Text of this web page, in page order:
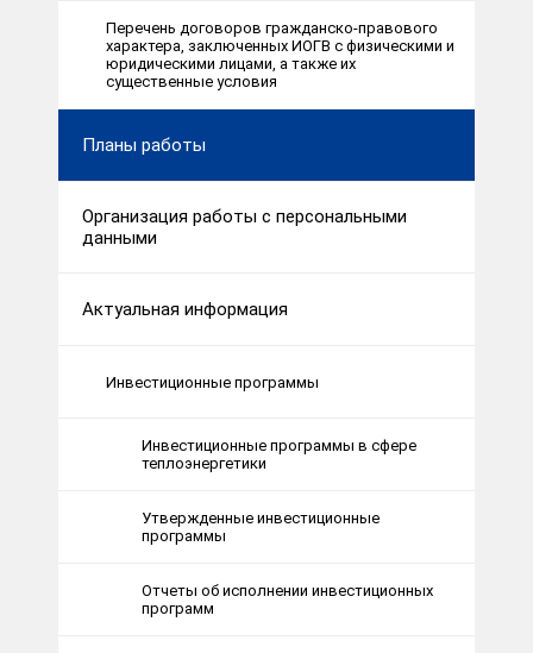
Перечень договоров гражданско-правового
характера, заключенных ИОГВ с физическими и
юридическими лицами, а также их
существенные условия
Планы работы
Организация работы с персональными
данными
Актуальная информация
Инвестиционные программы
Инвестиционные программы в сфере
теплоэнергетики
Утвержденные инвестиционные
программы
Отчеты об исполнении инвестиционных
программ